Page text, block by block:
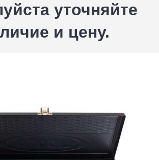
уточняйте
и цену.